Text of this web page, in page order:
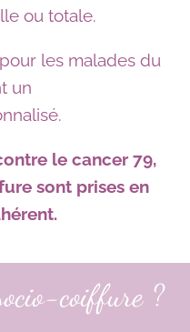
ou totale.
les malades du
un
le cancer 79,
sont prises en
coiffure ?